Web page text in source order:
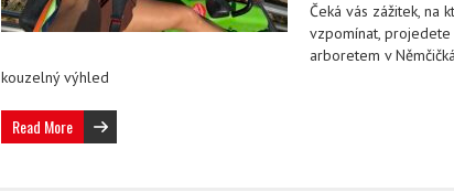
Čeká vás zážitek, na
vzpomínat,
arboretem v
kouzelný výhled
Read More